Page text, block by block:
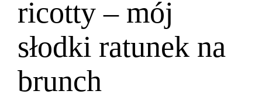
ricotty – mój
słodki ratunek na
brunch